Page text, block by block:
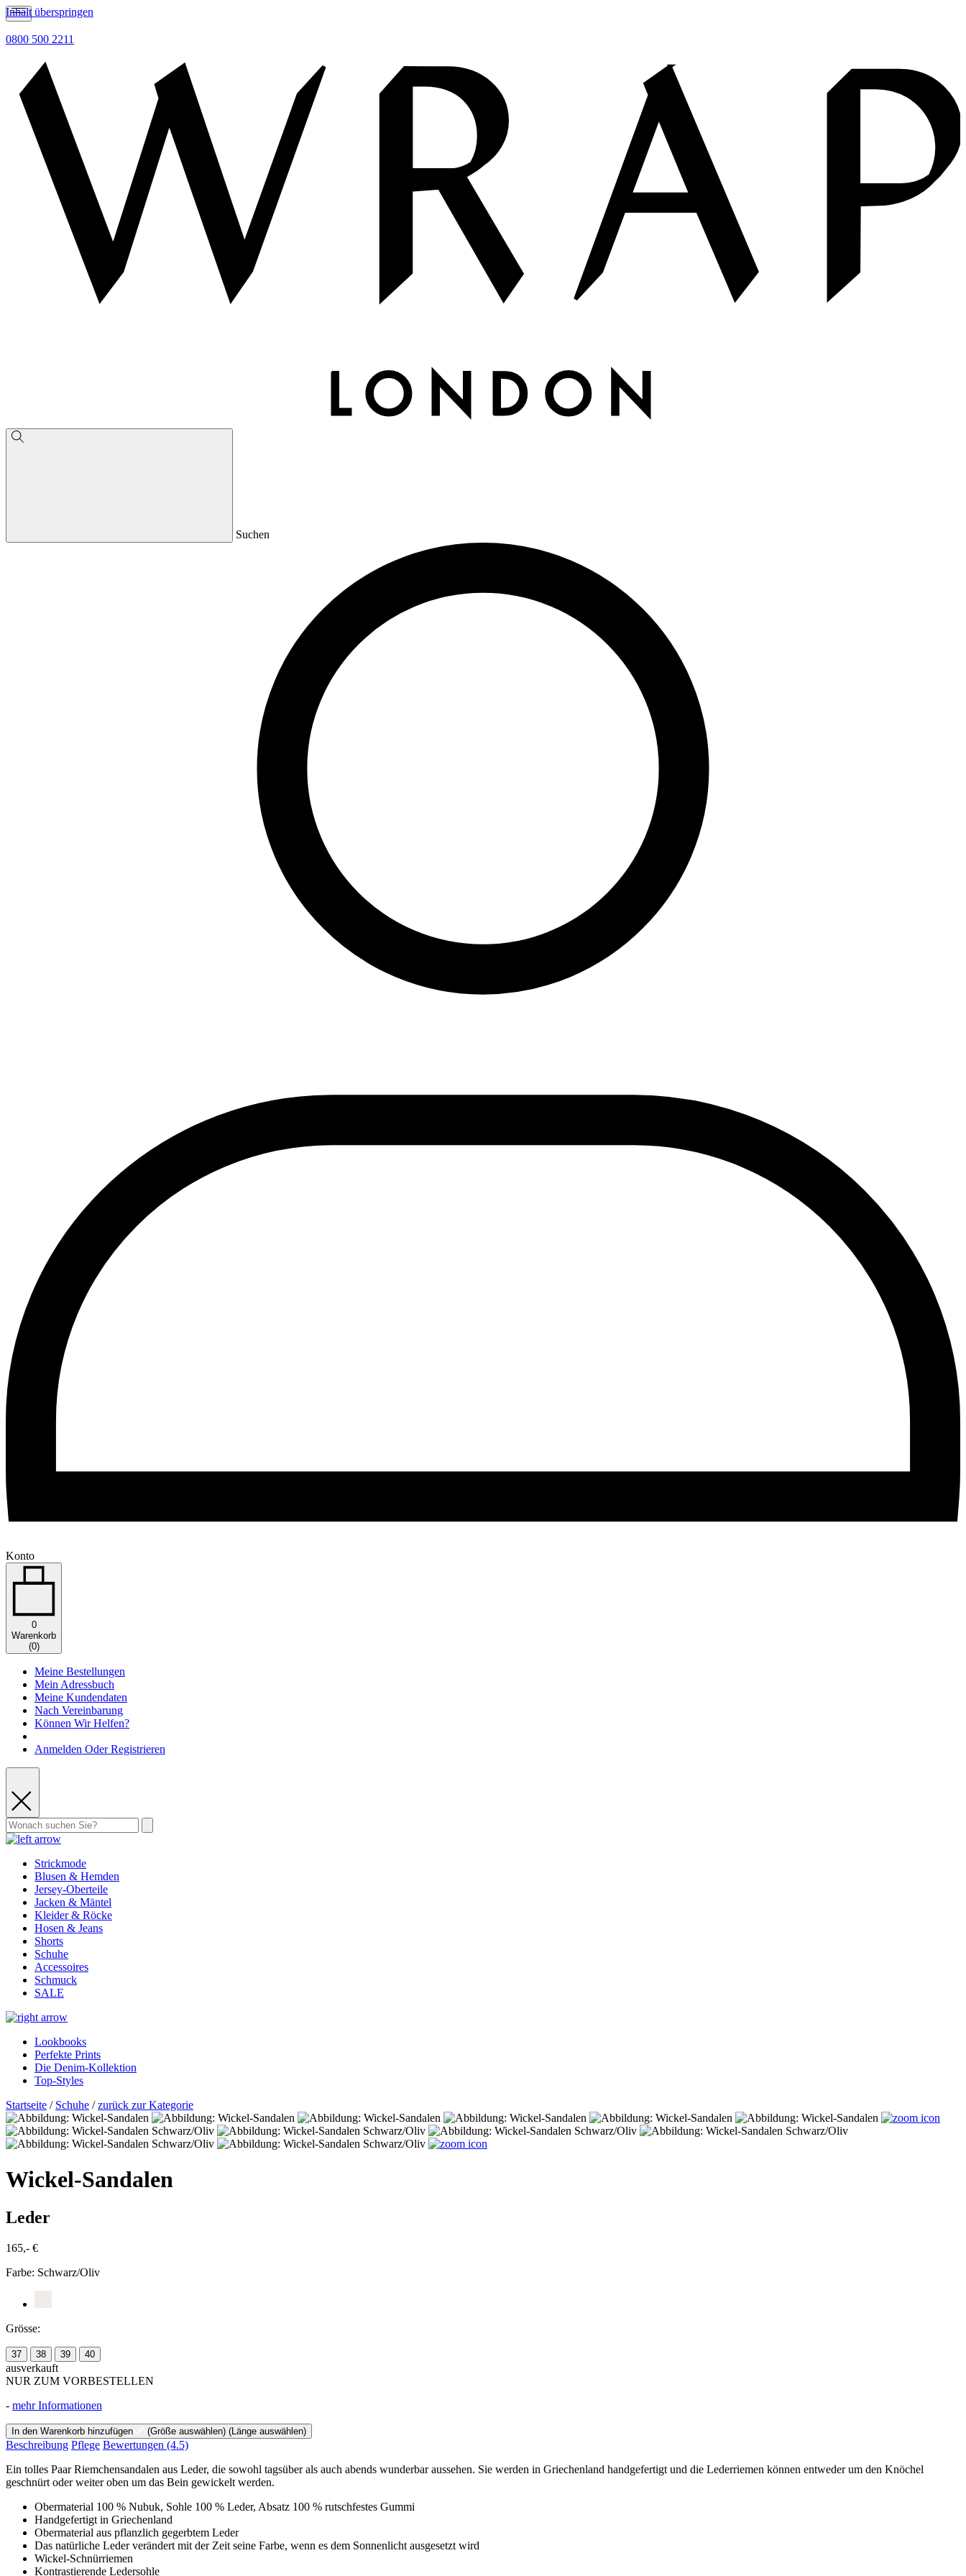
Inhalt überspringen
0800 500 2211
Suchen
Konto
0
Warenkorb
(0)
Meine Bestellungen
Mein Adressbuch
Meine Kundendaten
Nach Vereinbarung
Können Wir Helfen?
Anmelden Oder Registrieren
Strickmode
Blusen & Hemden
Jersey-Oberteile
Jacken & Mäntel
Kleider & Röcke
Hosen & Jeans
Shorts
Schuhe
Accessoires
Schmuck
SALE
Lookbooks
Perfekte Prints
Die Denim-Kollektion
Top-Styles
Startseite / Schuhe /zurück zur Kategorie
Wickel-Sandalen
Leder
165,- €
Farbe: Schwarz/Oliv
Grösse:
37 38 39 40
ausverkauft
NUR ZUM VORBESTELLEN
- mehr Informationen
In den Warenkorb hinzufügen (Größe auswählen) (Länge auswählen)
Beschreibung Pflege Bewertungen (4.5)
Ein tolles Paar Riemchensandalen aus Leder, die sowohl tagsüber als auch abends wunderbar aussehen. Sie werden in Griechenland handgefertigt und die Lederriemen können entweder um den Knöchel
geschnürt oder weiter oben um das Bein gewickelt werden.
Obermaterial 100 % Nubuk, Sohle 100 % Leder, Absatz 100 % rutschfestes Gummi
Handgefertigt in Griechenland
Obermaterial aus pflanzlich gegerbtem Leder
Das natürliche Leder verändert mit der Zeit seine Farbe, wenn es dem Sonnenlicht ausgesetzt wird
Wickel-Schnürriemen
Kontrastierende Ledersohle